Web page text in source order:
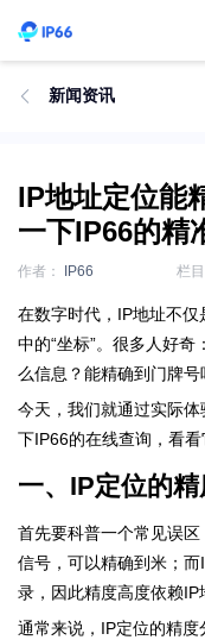
 新闻资讯
IP地址定位能
一下IP66的精
作者： IP66 栏目
在数字时代，IP地址不仅
中的“坐标”。很多人好
么信息？能精确到门牌
今天，我们就通过实际
下IP66的在线查询，看看
一、IP定位的
首先要科普一个常见误
信号，可以精确到米；
录，因此精度高度依赖IP
通常来说，IP定位的精度